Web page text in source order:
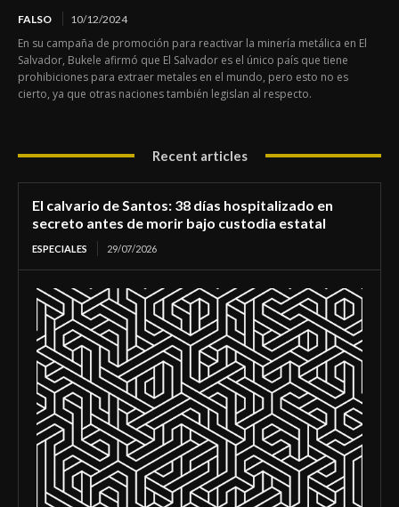
FALSO 10/12/2024
En su campaña de promoción para reactivar la minería metálica en El
Salvador, Bukele afirmó que El Salvador es el único país que tiene
prohibiciones para extraer metales en el mundo, pero esto no es
cierto, ya que otras naciones también legislan al respecto.
Recent articles
El calvario de Santos: 38 días hospitalizado en
secreto antes de morir bajo custodia estatal
ESPECIALES 29/07/2026